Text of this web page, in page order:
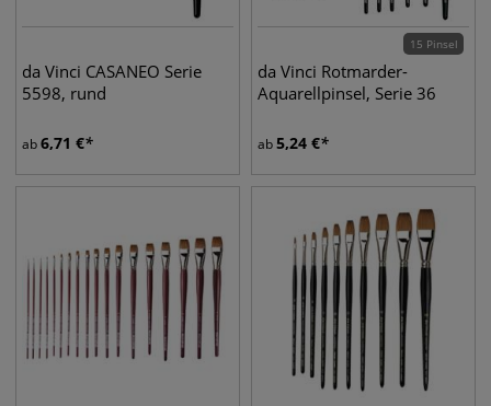
da Vinci CASANEO Serie
5598, rund
ab6,71 €
15 Pinsel
da Vinci Rotmarder-
Aquarellpinsel, Serie 36
ab5,24 €